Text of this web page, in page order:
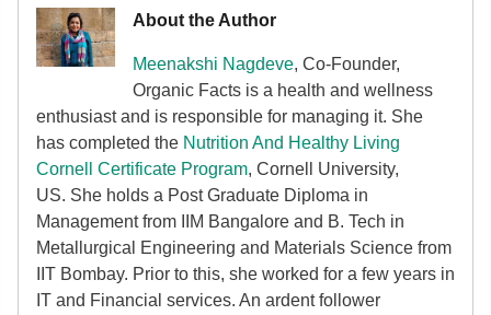
About the Author
Meenakshi Nagdeve, Co-Founder,
Organic Facts is a health and wellness
enthusiast and is responsible for managing it. She
has completed the Nutrition And Healthy Living
Cornell Certificate Program, Cornell University,
US. She holds a Post Graduate Diploma in
Management from IIM Bangalore and B. Tech in
Metallurgical Engineering and Materials Science from
IIT Bombay. Prior to this, she worked for a few years in
IT and Financial services. An ardent follower